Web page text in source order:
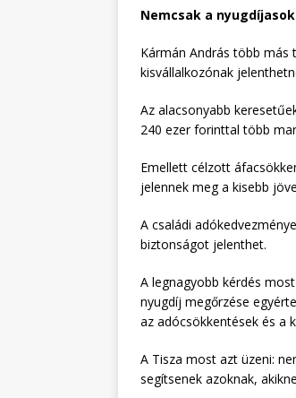
Nemcsak a
Kármán András több más
kisvállalkozónak
Az alacsonyabb
240 ezer forinttal több
Emellett célzott
jelennek meg a kisebb
A családi
biztonságot jelenthet.
A legnagyobb kérdés
nyugdíj megőrzése
az adócsökkentések és a
A Tisza most azt üzeni:
segítsenek azoknak,